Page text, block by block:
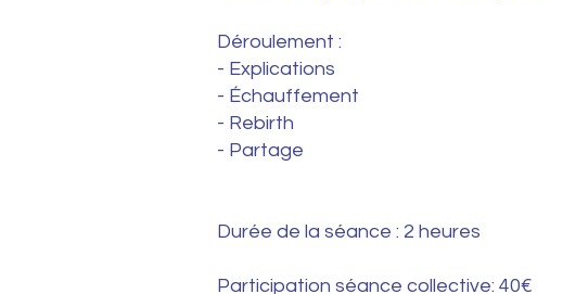
Déroulement :
- Explications
- Échauffement
- Rebirth
- Partage
Durée de la séance : 2 heures
Participation séance collective: 40€